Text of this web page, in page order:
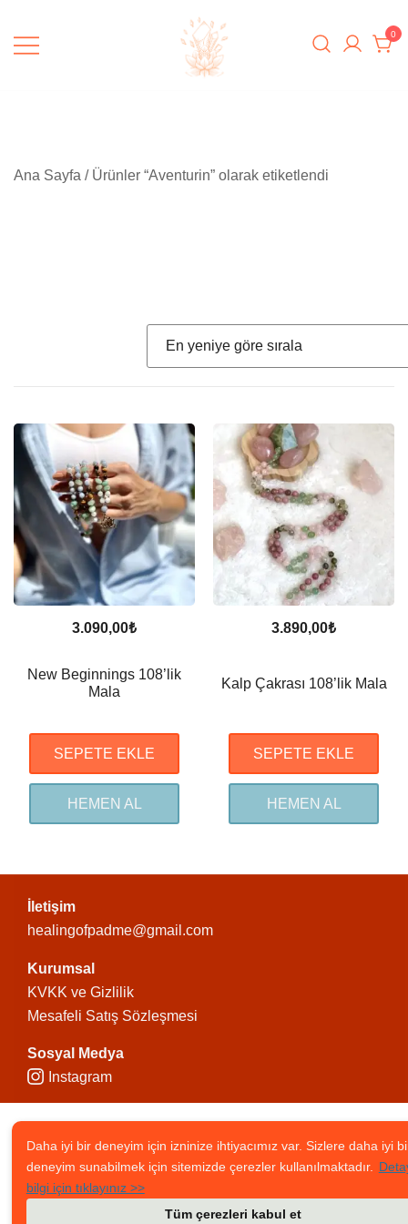
content
0
Ana Sayfa / Ürünler “Aventurin” olarak etiketlendi
3.090,00₺
New Beginnings 108’lik
Mala
SEPETE EKLE
HEMEN AL
3.890,00₺
Kalp Çakrası 108’lik Mala
SEPETE EKLE
HEMEN AL
İletişim
healingofpadme@gmail.com
Kurumsal
KVKK ve Gizlilik
Mesafeli Satış Sözleşmesi
Sosyal Medya
Instagram
Daha iyi bir deneyim için izninize ihtiyacımız var. Sizlere daha iyi
deneyim sunabilmek için sitemizde çerezler kullanılmaktadır.
bilgi için tıklayınız >>
Tüm çerezleri kabul et